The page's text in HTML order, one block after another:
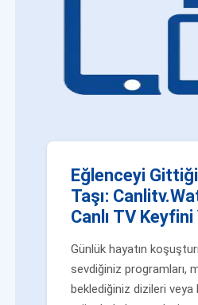
Eğlenceyi
Taşı:
Canlı TV Keyfini
Günlük hayatın
sevdiğiniz programları,
beklediğiniz dizileri